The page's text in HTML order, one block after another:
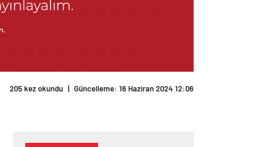
205 kez okundu | Güncelleme: 16 Haziran 2024 12:06